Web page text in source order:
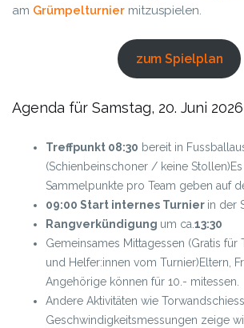
am Grümpelturnier mitzuspielen.
zum Spielplan
Agenda für Samstag, 20. Juni 2026
Treffpunkt 08:30 bereit in
(Schienbeinschoner / keine Stollen)
Sammelpunkte pro Team geben auf
09:00 Start internes Turnier in der
Rangverkündigung um ca.13:30
Gemeinsames Mittagessen (Gratis für
und Helfer:innen vom Turnier)Eltern,
Angehörige können für 10.- mitessen.
Andere Aktivitäten wie
Geschwindigkeitsmessungen zeige